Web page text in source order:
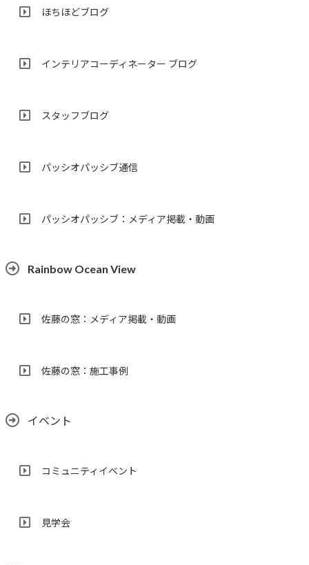
ほちほどブログ
インテリアコーディネーター ブログ
スタッフブログ
パッシオパッシブ通信
パッシオパッシブ：メディア掲載・動画
Rainbow Ocean View
佐藤の窓：メディア掲載・動画
佐藤の窓：施工事例
イベント
コミュニティイベント
見学会